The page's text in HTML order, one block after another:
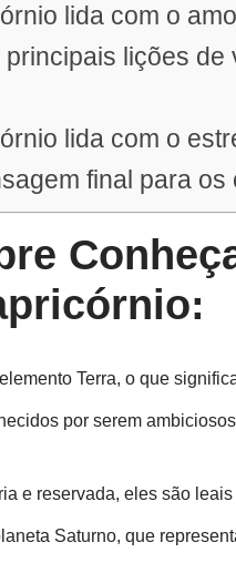
lida com o
lições
lida com o
final para
Terra, o que
por serem
e reservada, eles são
Saturno, que